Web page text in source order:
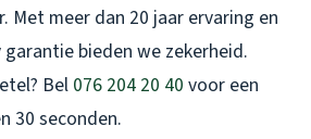
Met meer dan 20 jaar ervaring en
garantie bieden we zekerheid.
Bel 076 204 20 40 voor een
30 seconden.